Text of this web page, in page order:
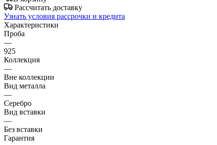
Рассчитать доставку
Узнать условия рассрочки и кредита
Характеристики
Проба
—
925
Коллекция
—
Вне коллекции
Вид металла
—
Серебро
Вид вставки
—
Без вставки
Гарантия